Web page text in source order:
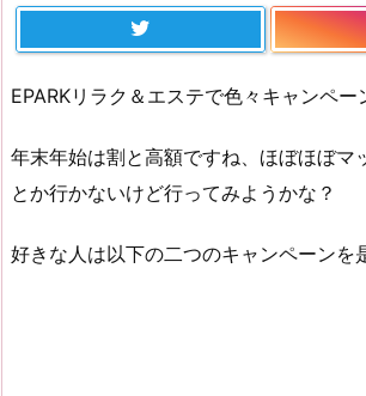
EPARKリラク＆エステで色々キャンペー
年末年始は割と高額ですね、ほぼほぼマ
とか行かないけど行ってみようかな？
好きな人は以下の二つのキャンペーンを